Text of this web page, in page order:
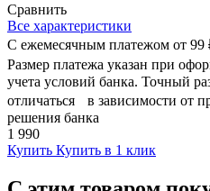
Сравнить
Все характеристики
С ежемесячным платежом от 99
Размер платежа указан при
учета условий банка. Точный
отличаться в зависимости от
решения банка
1 990
Купить Купить в 1 клик